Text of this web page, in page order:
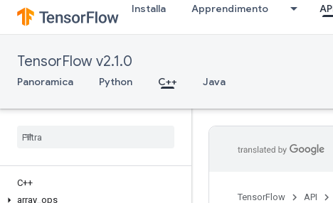
Installa Apprendimento
TensorFlow v2.1.0
Panoramica Python C++ Java
C++
array ops
TensorFlow API